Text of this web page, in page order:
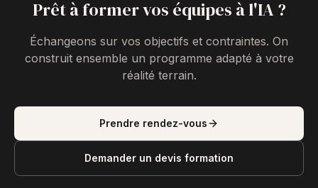
Prêt à former vos équipes à l'IA ?
Échangeons sur vos objectifs et contraintes. On
construit ensemble un programme adapté à votre
réalité terrain.
Prendre rendez-vous
Demander un devis formation